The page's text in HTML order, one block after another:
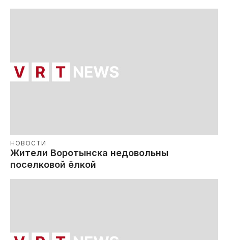
НОВОСТИ
Жители Воротынска недовольны
поселковой ёлкой